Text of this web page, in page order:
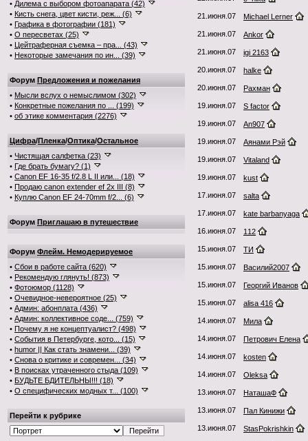
• Дилема с выбором фотоапарата (42)
• Кисть снега, цвет кисти, реж... (6)
• Графика в фотографии (181)
• О пересветах (25)
• Цейтраферная съемка – пра... (43)
• Некоторые замечания по ин... (39)
Форум Предложения и пожелания
• Мысли вслух о немыслимом (302)
• Конкретные пожелания по ... (199)
• об этике комментария (2276)
Цифра/Пленка/Оптика/Остальное
• Чистящая салфетка (23)
• Где брать бумагу? (1)
• Canon EF 16-35 f/2.8 L II или... (18)
• Продаю canon extender ef 2x III (8)
• Куплю Canon EF 24-70mm f/2... (6)
Форум Приглашаю в путешествие
Форум Флейм. Немодерируемое
• Сбои в работе сайта (620)
• Рекомендую глянуть! (873)
• Фотоюмор (1128)
• Очевидное-невероятное (25)
• Админ: абонплата (436)
• Админ: коллективное соде... (759)
• Почему я не концептуалист? (498)
• События в Петербурге, кото... (15)
• humor || Как стать знамени... (39)
• Снова о критике и современ... (34)
• В поисках утраченного стыда (109)
• БУДЬТЕ БДИТЕЛЬНЫ!!! (18)
• О специфических модных т... (100)
Перейти к рубрике
21.июня.07 Michael Lerner
21.июня.07 Ankor
21.июня.07 igi 2163
20.июня.07 halke
20.июня.07 Рахман
19.июня.07 S factor
19.июня.07 An907
19.июня.07 Аянами Рэй
19.июня.07 Vitaland
19.июня.07 kust
17.июня.07 salta
17.июня.07 kate barbanyaga
16.июня.07 112
15.июня.07 ТИ
15.июня.07 Василий2007
15.июня.07 Георгий Иванов
15.июня.07 alisa 416
14.июня.07 Мила
14.июня.07 Петрович Елена
14.июня.07 kosten
14.июня.07 Oleksa
13.июня.07 НаташаФ
13.июня.07 Пал Кинижи
13.июня.07 StasPokrishkin